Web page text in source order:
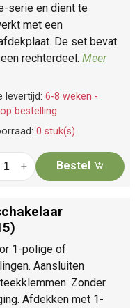
serie en dient te
met een
De set bevat
rechterdeel. Meer
levertijd: 6-8 weken -
bestelling
0 stuk(s)
+ Bestel
1-polige of
Aansluiten
Zonder
Afdekken met 1-